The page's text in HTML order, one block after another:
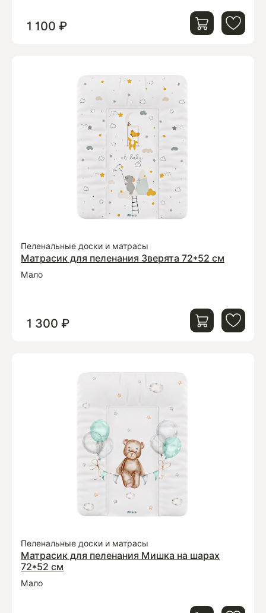
1 100 ₽
Пеленальные доски и матрасы
Матрасик для пеленания Зверята 72*52 см
Мало
1 300 ₽
Пеленальные доски и матрасы
Матрасик для пеленания Мишка на шарах
72*52 см
Мало